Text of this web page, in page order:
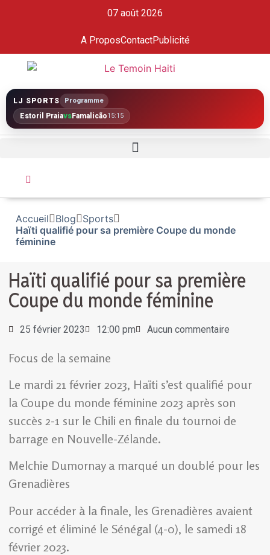
07 août 2026
A ProposContactPublicité
LJ SPORTS Programme
Estoril PraiavsFamalicão15:15
Accueil Blog
Sports
Haïti qualifié pour sa première Coupe du monde
féminine
Haïti qualifié pour sa première
Coupe du monde féminine
25 février 2023 12:00 pm Aucun commentaire
Focus de la semaine
Le mardi 21 février 2023, Haïti s’est qualifié pour
la Coupe du monde féminine 2023 après son
succès 2-1 sur le Chili en finale du tournoi de
barrage en Nouvelle-Zélande.
Melchie Dumornay a marqué un doublé pour les
Grenadières
Pour accéder à la finale, les Grenadières avaient
corrigé et éliminé le Sénégal (4-0), le samedi 18
février 2023.